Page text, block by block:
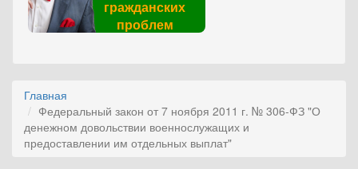
гражданских
проблем
Главная
Федеральный закон от 7 ноября 2011 г. № 306-ФЗ "О
денежном довольствии военнослужащих и
предоставлении им отдельных выплат"